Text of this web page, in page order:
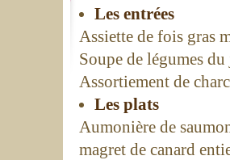
Les entrées
Assiette de fois gras
Soupe de légumes
Assortiement de
Les plats
Aumonière de
magret de canard